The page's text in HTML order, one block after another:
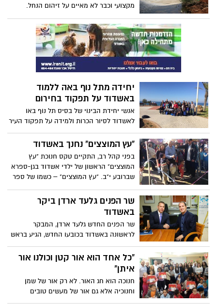
מקצועי וכבר לא מאיים על זיהום הנחל.
החיוך לנחל ואל ארבעת השותפים למיזם אשר
החליטו לפעול יחדיו לשימור הסביבה. טרם
נמצא הגוף האחראי לקו המזוט, עליו ניתן
יהיה להשית את הוצאות העבודות ואת
האחריות על הקו ונזקיו. העירייה: נשקול
יחידה מתל נוף באה ללמוד
באשדוד על תפקוד בחירום
אנשי יחידת הבינוי של בסיס תל נוף באו
לאשדוד לסיור הכרות ולמידה על תפקוד העיר
בעת חירום. אשדוד נבחרה בזכות תפקודה
ב'צוק איתן' והמחמאות להן זכתה מכל
מנכ"ל העירייה, ראש מינהל התפעול וראש
מינהלת ט"ו-ט"ז-י"ז.
"עץ המוצצים" נחנך באשדוד
בפני קהל רב, התקיים טקס חנוכת "עץ
המוצצים" הראשון של ילדי אשדוד בגן-ספרא
שברובע י"ב. "עץ המוצצים" – כשמו של ספר
טרכטרמן, הוא דוגמא לפעילות יצירתית של
מנהלות הרבעים בתחום הקהילה, המאפשר
באופן מעשי לילדים בגיל הרך להיפתר בדרך
נעימה מהמוצץ, על ידי תלייתו על העץ יחד
עם ילדים בוגרים אחרים ולומר לו שלום.
שר הפנים גלעד ארדן ביקר
באשדוד
שר הפנים החדש גלעד ארדן, המבקר
לראשונה באשדוד בכובעו החדש, הגיע בראש
פמליית משרדו לישיבת עבודה בה נטלו חלק
ראש העיר ד"ר יחיאל לסרי וצמרת הפקידות
של עיריית אשדוד. ד"ר לסרי: אנו זקוקים
לעזרת המשרד במהפכה הגדולה שעוברת על
אשדוד
"כל אחד הוא אור קטן וכולנו אור
איתן"
חנוכה הוא חג האור. לא רק אור של שמן
וחנוכיה אלא גם אור של מעשים טובים
וגמילות חסד. במחלקה למניעת נשירה וקידום